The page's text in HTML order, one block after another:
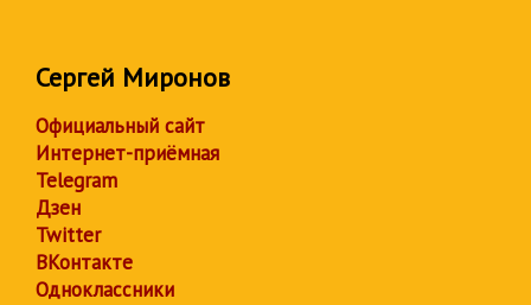
Сергей Миронов
Официальный сайт
Интернет-приёмная
Telegram
Дзен
Twitter
ВКонтакте
Одноклассники